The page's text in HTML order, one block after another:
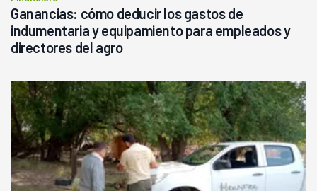
Ganancias: cómo deducir los gastos de
indumentaria y equipamiento para empleados y
directores del agro